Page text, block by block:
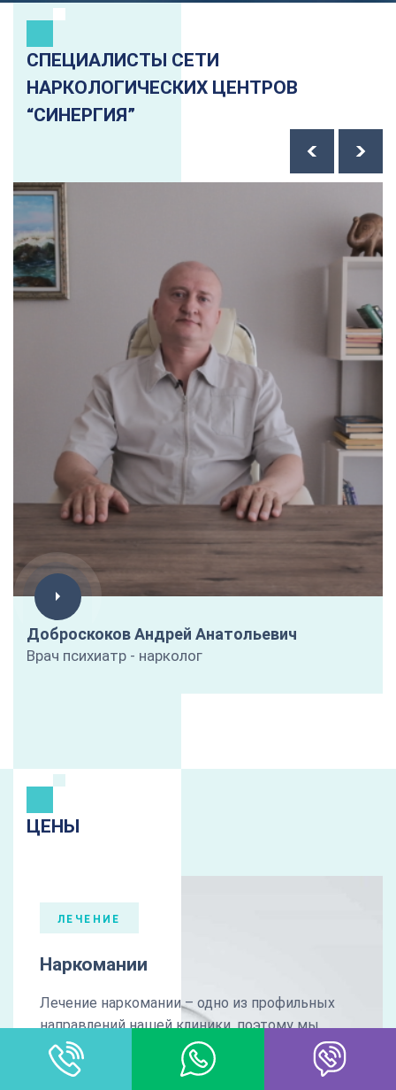
СПЕЦИАЛИСТЫ СЕТИ
НАРКОЛОГИЧЕСКИХ ЦЕНТРОВ
“СИНЕРГИЯ”
Доброскоков Андрей Анатольевич
Врач психиатр - нарколог
ЦЕНЫ
ЛЕЧЕНИЕ
Наркомании
Лечение наркомании – одно из профильных
направлений нашей клиники, поэтому мы
используем только современные
комплексные методы.